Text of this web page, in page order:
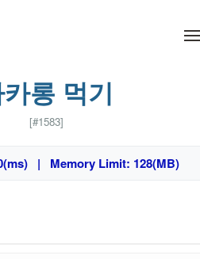
롱 먹기
[#1583]
| Memory Limit: 128(MB)